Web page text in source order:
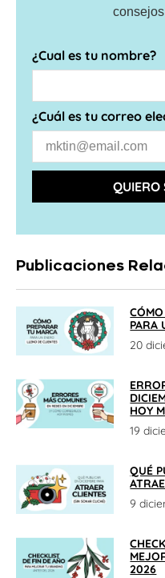
¿Cual es tu nombre?
¿Cuál es tu correo
QUIERO
Publicaciones
PARA
20
HOY
19
QUÉ
9
2026